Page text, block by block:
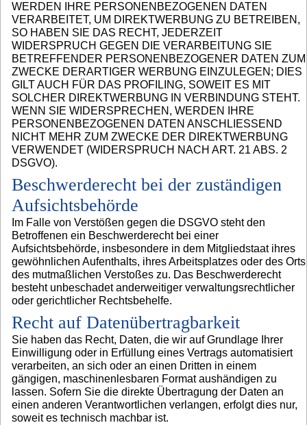
WERDEN IHRE PERSONENBEZOGENEN DATEN
VERARBEITET, UM DIREKTWERBUNG ZU BETREIBEN,
SO HABEN SIE DAS RECHT, JEDERZEIT
WIDERSPRUCH GEGEN DIE VERARBEITUNG SIE
BETREFFENDER PERSONENBEZOGENER DATEN ZUM
ZWECKE DERARTIGER WERBUNG EINZULEGEN; DIES
GILT AUCH FÜR DAS PROFILING, SOWEIT ES MIT
SOLCHER DIREKTWERBUNG IN VERBINDUNG STEHT.
WENN SIE WIDERSPRECHEN, WERDEN IHRE
PERSONENBEZOGENEN DATEN ANSCHLIESSEND
NICHT MEHR ZUM ZWECKE DER DIREKTWERBUNG
VERWENDET (WIDERSPRUCH NACH ART. 21 ABS. 2
DSGVO).
Beschwerderecht bei der zuständigen
Aufsichtsbehörde
Im Falle von Verstößen gegen die DSGVO steht den
Betroffenen ein Beschwerderecht bei einer
Aufsichtsbehörde, insbesondere in dem Mitgliedstaat ihres
gewöhnlichen Aufenthalts, ihres Arbeitsplatzes oder des Orts
des mutmaßlichen Verstoßes zu. Das Beschwerderecht
besteht unbeschadet anderweitiger verwaltungsrechtlicher
oder gerichtlicher Rechtsbehelfe.
Recht auf Datenübertragbarkeit
Sie haben das Recht, Daten, die wir auf Grundlage Ihrer
Einwilligung oder in Erfüllung eines Vertrags automatisiert
verarbeiten, an sich oder an einen Dritten in einem
gängigen, maschinenlesbaren Format aushändigen zu
lassen. Sofern Sie die direkte Übertragung der Daten an
einen anderen Verantwortlichen verlangen, erfolgt dies nur,
soweit es technisch machbar ist.